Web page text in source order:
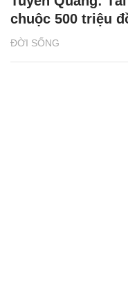
ĐỜI SỐNG
chuộc 500 triệu